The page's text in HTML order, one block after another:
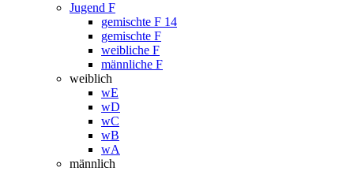
Jugend F
gemischte F 14
gemischte F
weibliche F
männliche F
weiblich
wE
wD
wC
wB
wA
männlich